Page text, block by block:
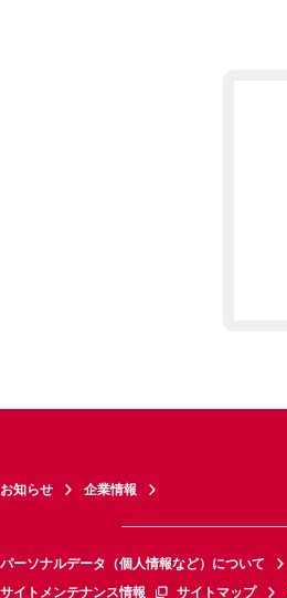
お知らせ 企業情報
パーソナルデータ（個人情報など）について
サイトメンテナンス情報
サイトマップ